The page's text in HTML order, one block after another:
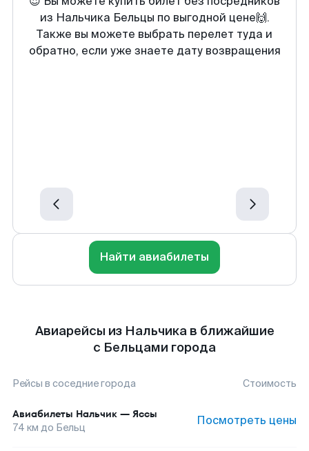
из Нальчика Бельцы по выгодной цене🙌.
Также вы можете выбрать перелет туда и
обратно, если уже знаете дату возвращения
Найти авиабилеты
Авиарейсы из Нальчика в ближайшие
с Бельцами города
Рейсы в соседние города Стоимость
Авиабилеты Нальчик — Яссы
74 км до Бельц Посмотреть цены